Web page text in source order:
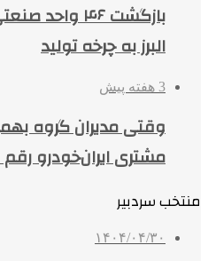
بازگشت ۴۶
البرز به چرخه تولید
3 هفته پیش
وقتی مدیران گروه
مشتری ایران‌خودرو
منتخب سردبیر
۱۴۰۴/۰۴/۳۰